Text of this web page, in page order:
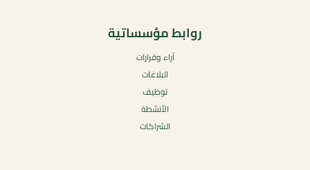
روابط مؤسساتية
آراء وقرارات
البلاغات
توظيف
الأنشطة
الشراكات